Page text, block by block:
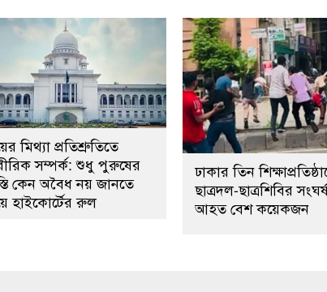
মিথ্যা প্রতিশ্রুতিতে
সম্পর্ক: শুধু পুরুষের
কেন অবৈধ নয় জানতে
হাইকোর্টের রুল
ঢাকার তিন
ছাত্রদল-ছাত্রশিবির
আহত বেশ কয়েকজন